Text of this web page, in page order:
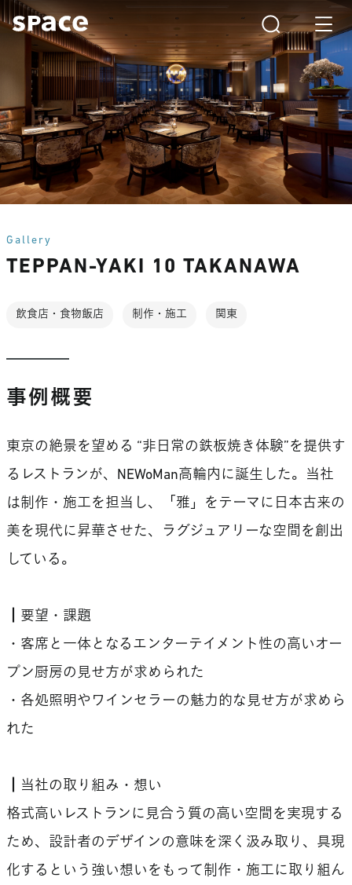
Gallery
TEPPAN-YAKI 10 TAKANAWA
飲食店・食物飯店 制作・施工 関東
事例概要
東京の絶景を望める “非日常の鉄板焼き体験”を提供す
るレストランが、NEWoMan高輪内に誕生した。当社
は制作・施工を担当し、「雅」をテーマに日本古来の
美を現代に昇華させた、ラグジュアリーな空間を創出
している。
┃要望・課題
・客席と一体となるエンターテイメント性の高いオー
プン厨房の見せ方が求められた
・各処照明やワインセラーの魅力的な見せ方が求めら
れた
┃当社の取り組み・想い
格式高いレストランに見合う質の高い空間を実現する
ため、設計者のデザインの意味を深く汲み取り、具現
化するという強い想いをもって制作・施工に取り組ん